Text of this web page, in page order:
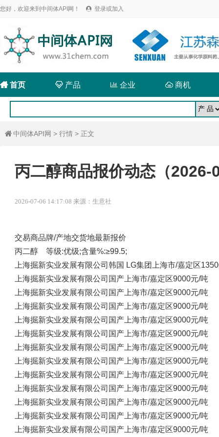
您好，欢迎来到中间体API网！  登录或加入
首页 产品  企业  商机
 中间体API网 > 行情 > 正文
丙二醇商品报价动态（2026-
2026-07-06 14:17:08 来源：生意社
交易商品牌/产地交货地最新报价
丙二醇 等级:优级;含量%:≥99.5;
上海掘新实业发展有限公司 韩国 LG集团 上海市/嘉定区
上海掘新实业发展有限公司 国产 上海市/嘉定区9000元/吨
上海掘新实业发展有限公司 国产 上海市/嘉定区9000元/吨
上海掘新实业发展有限公司 国产 上海市/嘉定区9000元/吨
上海掘新实业发展有限公司 国产 上海市/嘉定区9000元/吨
上海掘新实业发展有限公司 国产 上海市/嘉定区9000元/吨
上海掘新实业发展有限公司 国产 上海市/嘉定区9000元/吨
上海掘新实业发展有限公司 国产 上海市/嘉定区9000元/吨
上海掘新实业发展有限公司 国产 上海市/嘉定区9000元/吨
上海掘新实业发展有限公司 国产 上海市/嘉定区9000元/吨
上海掘新实业发展有限公司 国产 上海市/嘉定区9000元/吨
上海掘新实业发展有限公司 国产 上海市/嘉定区9000元/吨
上海掘新实业发展有限公司 国产 上海市/嘉定区9000元/吨